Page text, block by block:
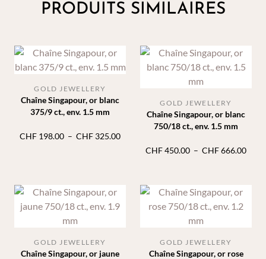
PRODUITS SIMILAIRES
Chaîne Singapour, or blanc
375/9 ct., env. 1.5 mm
GOLD JEWELLERY
CHF 198.00 – CHF 325.00Plage
CHF 325.00
Chaîne Singapour, or blanc
750/18 ct., env. 1.5 mm
GOLD JEWELLERY
CHF450.00 – CHF666.00Plage
Chaîne Singapour, or jaune
GOLD JEWELLERY
Chaîne Singapour, or rose
GOLD JEWELLERY